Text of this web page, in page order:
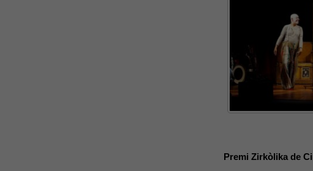
Premi Zirkòlika de